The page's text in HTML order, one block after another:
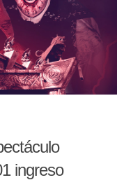
ingreso